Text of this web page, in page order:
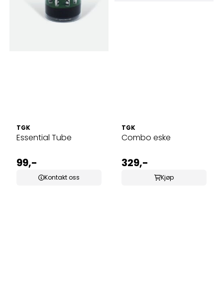
TGK
Essential Tube
99,-
Kontakt oss
TGK
Combo eske
329,-
Kjøp